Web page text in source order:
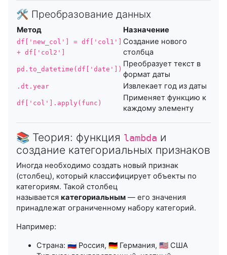
🛠 Преобразование данных
Метод Назначение
df['new_col'] = df['col1']
+ df['col2']
Создание нового
столбца
pd.to_datetime(df['date'])
Преобразует текст в
формат даты
.dt.year Извлекает год из даты
df['col'].apply(func)
Применяет функцию к
каждому элементу
📚 Теория: функция lambda и
создание категориальных признаков
Иногда необходимо создать новый признак
(столбец), который классифицирует объекты по
категориям. Такой столбец
называется категориальным — его значения
принадлежат ограниченному набору категорий.
Например:
Страна: 🇷🇺 Россия, 🇩🇪 Германия, 🇺🇸 США